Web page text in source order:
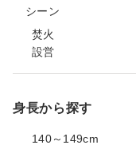
シーン
焚火
設営
身長から探す
140～149cm